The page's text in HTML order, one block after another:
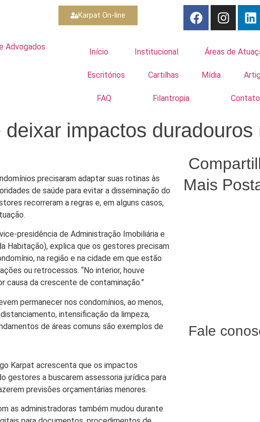
Karpat On-line
Início Institucional Áreas de
Escritórios Cartilhas Mídia
FAQ Filantropia Contato
impactos duradouros
precisaram adaptar suas rotinas às
de saúde para evitar a disseminação do
recorreram a regras e, em alguns casos,
presidência de Administração Imobiliária e
Habitação), explica que os gestores precisam
na região e na cidade em que estão
ou retrocessos. “No interior, houve
causa da crescente de contaminação.”
permanecer nos condomínios, ao menos,
intensificação da limpeza,
de áreas comuns são exemplos de
Karpat acrescenta que os impactos
a buscarem assessoria jurídica para
previsões orçamentárias menores.
as administradoras também mudou durante
Mais
Fale